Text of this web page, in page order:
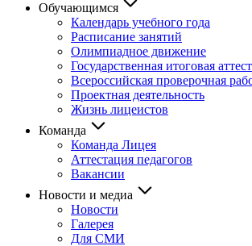
Обучающимся
Календарь учебного года
Расписание занятий
Олимпиадное движение
Государственная итоговая
Всероссийская проверочная
Проектная деятельность
Жизнь лицеистов
Команда
Команда Лицея
Аттестация педагогов
Вакансии
Новости и медиа
Новости
Галерея
Для СМИ